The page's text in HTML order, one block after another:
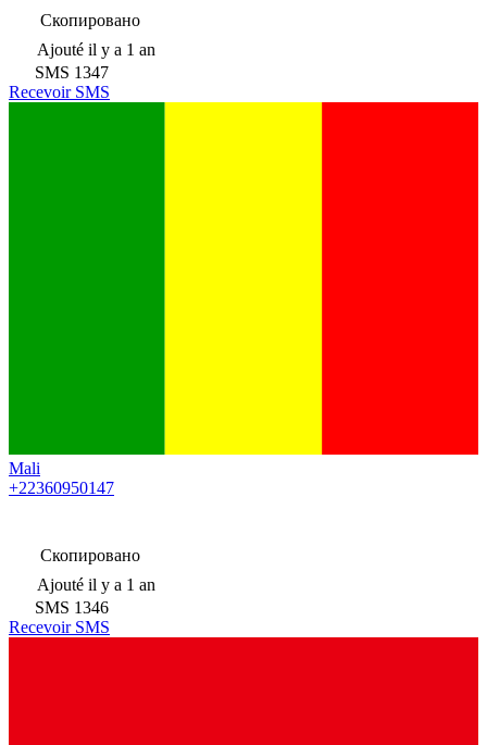
Скопировано
Ajouté il y a 1 an
SMS 1347
Recevoir SMS
Mali
+22360950147
Скопировано
Ajouté il y a 1 an
SMS 1346
Recevoir SMS